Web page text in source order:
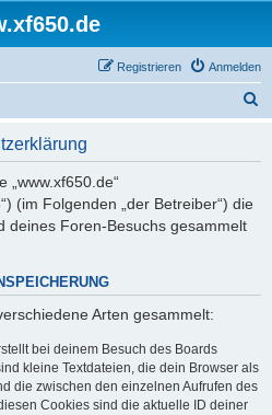
Anmelden
Registrieren
„www.xf650.de“
(im Folgenden „der Betreiber“) die
deines Foren-Besuchs gesammelt
Arten gesammelt:
bei deinem Besuch des Boards
kleine Textdateien, die dein Browser als
die zwischen den einzelnen Aufrufen des
Cookies sind die aktuelle ID deiner